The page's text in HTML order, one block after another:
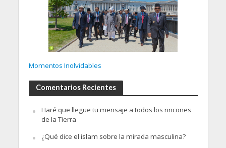
Momentos Inolvidables
Comentarios Recientes
Haré que llegue tu mensaje a todos los rincones
de la Tierra
¿Qué dice el islam sobre la mirada masculina?